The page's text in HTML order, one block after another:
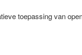
toepassing van